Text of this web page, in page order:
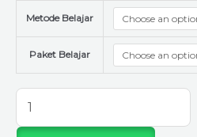
Metode Belajar
Paket Belajar